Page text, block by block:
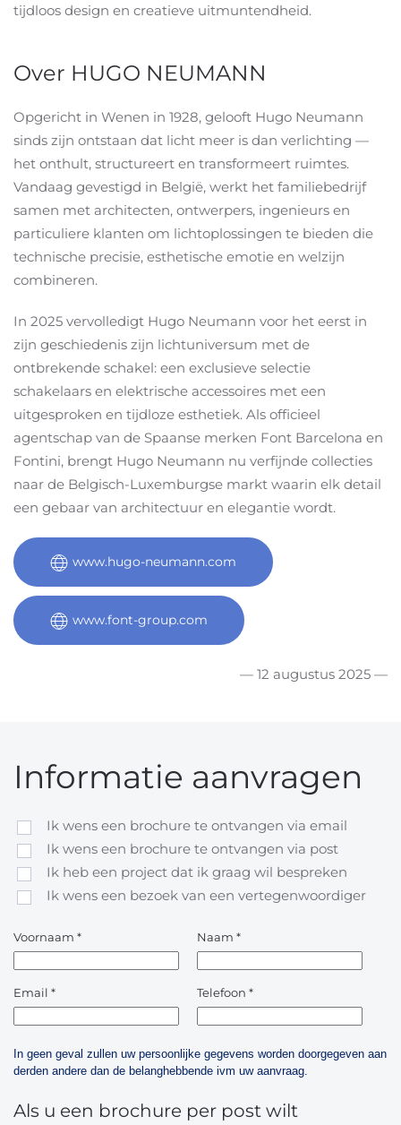
tijdloos design en creatieve uitmuntendheid.
Over HUGO NEUMANN
Opgericht in Wenen in 1928, gelooft Hugo Neumann
sinds zijn ontstaan dat licht meer is dan verlichting —
het onthult, structureert en transformeert ruimtes.
Vandaag gevestigd in België, werkt het familiebedrijf
samen met architecten, ontwerpers, ingenieurs en
particuliere klanten om lichtoplossingen te bieden die
technische precisie, esthetische emotie en welzijn
combineren.
In 2025 vervolledigt Hugo Neumann voor het eerst in
zijn geschiedenis zijn lichtuniversum met de
ontbrekende schakel: een exclusieve selectie
schakelaars en elektrische accessoires met een
uitgesproken en tijdloze esthetiek. Als officieel
agentschap van de Spaanse merken Font Barcelona en
Fontini, brengt Hugo Neumann nu verfijnde collecties
naar de Belgisch-Luxemburgse markt waarin elk detail
een gebaar van architectuur en elegantie wordt.
www.hugo-neumann.com
www.font-group.com
— 12 augustus 2025 —
Informatie aanvragen
Ik wens een brochure te ontvangen via email
Ik wens een brochure te ontvangen via post
Ik heb een project dat ik graag wil bespreken
Ik wens een bezoek van een vertegenwoordiger
Voornaam * Naam *
Email * Telefoon *
In geen geval zullen uw persoonlijke gegevens worden doorgegeven aan
derden andere dan de belanghebbende ivm uw aanvraag.
Als u een brochure per post wilt